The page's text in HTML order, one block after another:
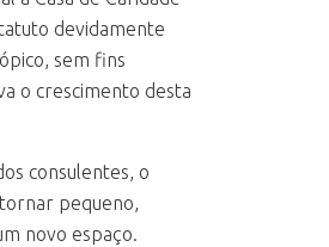
devidamente
sem fins
o crescimento desta
consulentes, o
pequeno,
novo espaço.